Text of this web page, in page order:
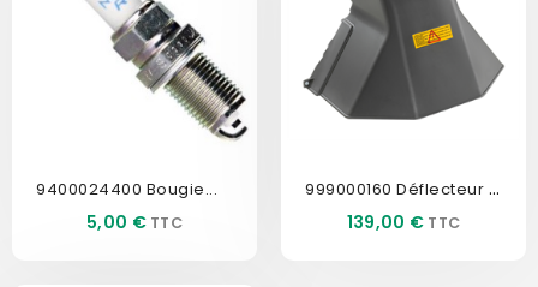
9400024400 Bougie...
Prix
5,00 €
999000160 Déflecteur AR KIT...
Prix
139,00 €